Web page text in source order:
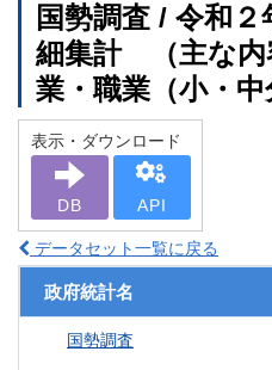
国勢調査 / 令和
細集計 （主な内
業・職業（小・中
表示・ダウンロード
DB API
データセット一覧に戻る
政府統計名
国勢調査